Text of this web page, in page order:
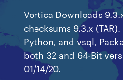
Vertica Downloads
checksums 9.3.x (TAR),
Python, and vsql,
both 32 and 64-Bit
01/14/20.